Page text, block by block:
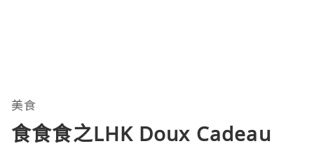
美食
食食食之LHK Doux Cadeau